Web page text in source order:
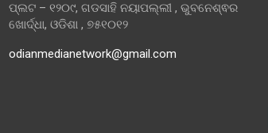
ପ୍ଲଟ – ୧୨୦୯, ଗଡସାହି ନୟାପଲ୍ଲୀ , ଭୁବନେଶ୍ଵର
ଖୋର୍ଦ୍ଧା, ଓଡିଶା , ୭୫୧୦୧୨
odianmedianetwork@gmail.com